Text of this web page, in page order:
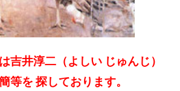
吉井淳二（よしい じゅんじ）
等を 探しております。